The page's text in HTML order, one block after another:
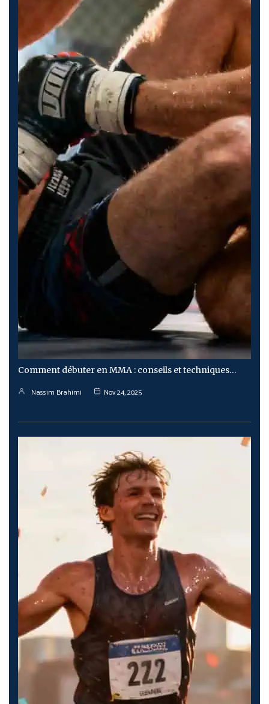
Comment débuter en MMA : conseils et techniques…
Nassim Brahimi Nov 24, 2025